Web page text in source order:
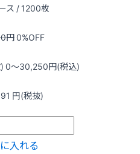
ス / 1200枚
円0%OFF
0〜30,250円(税込)
円(税抜)
入れる